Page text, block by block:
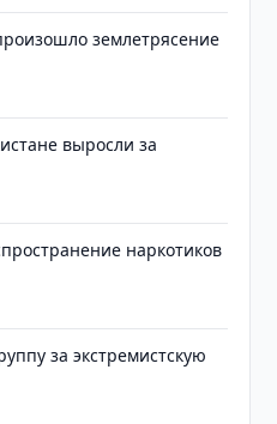
землетрясение
выросли за
наркотиков
за экстремистскую